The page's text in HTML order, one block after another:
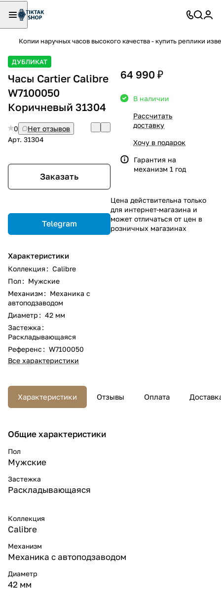
Копии наручных часов высокого качества - купить реплики
ДУБЛИКАТ
Часы Cartier Calibre
W7100050
Коричневый 31304
0
Нет отзывов
Арт. 31304
Заказать
Telegram
Характеристики
Коллекция : Calibre
Пол : Мужские
Механизм : Механика с
автоподзаводом
Диаметр : 42 мм
Застежка :
Раскладывающаяся
Референс : W7100050
Все характеристики
64 990 ₽
В наличии
Рассчитать
доставку
Хочу в подарок
Гарантия на
механизм 1 год
Цена действительна только
для интернет-магазина и
может отличаться от цен в
розничных магазинах
Характеристики Отзывы Оплата
Общие характеристики
Пол
Мужские
Застежка
Раскладывающаяся
Коллекция
Calibre
Механизм
Механика с автоподзаводом
Диаметр
42 мм